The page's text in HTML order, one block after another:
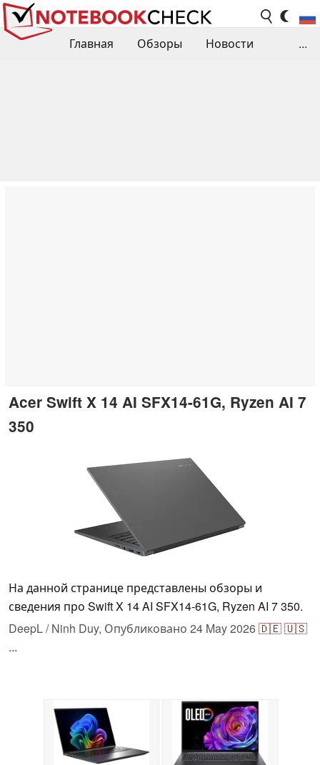
Главная Обзоры
Новости
...
Acer Swift X 14 AI SFX14-61G, Ryzen AI 7
350
На данной странице представлены обзоры и
сведения про Swift X 14 AI SFX14-61G, Ryzen AI 7 350.
DeepL / Ninh Duy, Опубликовано 24 May 2026🇩🇪🇺🇸
...